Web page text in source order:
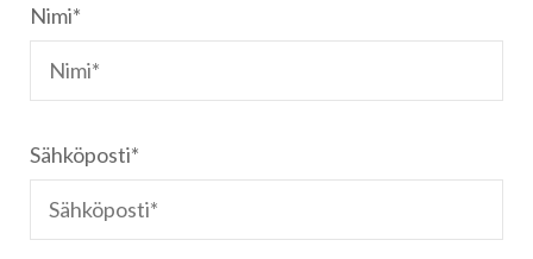
Nimi*
Sähköposti*